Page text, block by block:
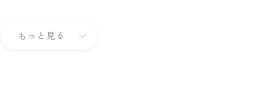
もっと見る